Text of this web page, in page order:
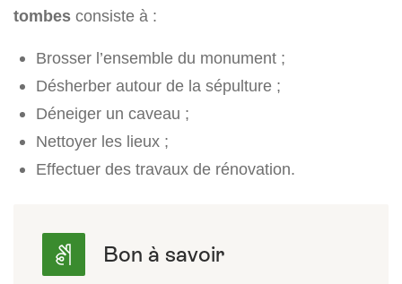
tombes consiste à :
Brosser l’ensemble du monument ;
Désherber autour de la sépulture ;
Déneiger un caveau ;
Nettoyer les lieux ;
Effectuer des travaux de rénovation.